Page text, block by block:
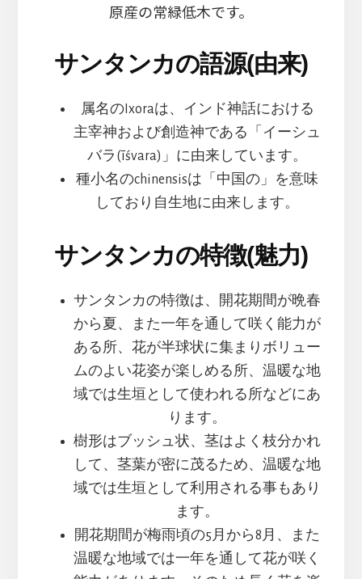
原産の常緑低木です。
サンタンカの語源(由来)
属名のIxoraは、インド神話における
主宰神および創造神である「イーシュ
バラ(īśvara)」に由来しています。
種小名のchinensisは「中国の」を意味
しており自生地に由来します。
サンタンカの特徴(魅力)
サンタンカの特徴は、開花期間が晩春
から夏、また一年を通して咲く能力が
ある所、花が半球状に集まりボリュー
ムのよい花姿が楽しめる所、温暖な地
域では生垣として使われる所などにあ
ります。
樹形はブッシュ状、茎はよく枝分かれ
して、茎葉が密に茂るため、温暖な地
域では生垣として利用される事もあり
ます。
開花期間が梅雨頃の5月から8月、また
温暖な地域では一年を通して花が咲く